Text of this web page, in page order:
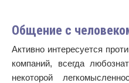
Общение с
Активно интересуется
компаний, всегда
некоторой